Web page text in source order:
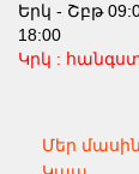
Երկ - Շբթ
18:00
Կրկ :
Մեր մասին